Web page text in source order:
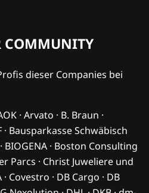
COMMUNITY
dieser Companies bei
· Arvato · B. Braun ·
· Bausparkasse Schwäbisch
BIOGENA · Boston Consulting
Parcs · Christ Juweliere und
Covestro · DB Cargo · DB